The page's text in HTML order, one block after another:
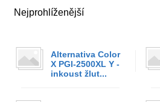
Nejprohlíženější
Alternativa Color
X PGI-2500XL Y -
inkoust žlut...